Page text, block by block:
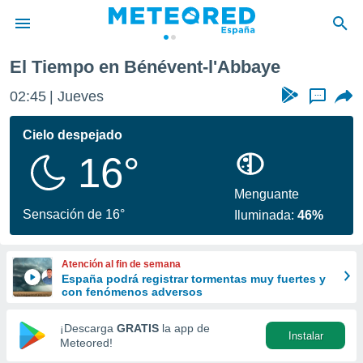
de
por
se
calidad.
a este
las
y
forma
digital
basada
El Tiempo en Bénévent-l'Abbaye
02:45 Jueves ...
Cielo despejado
16°
Sensación de 16°
Menguante
Iluminada:46%
Atención al fin de semana
España podrá registrar tormentas muy fuertes y
con fenómenos adversos
¡Descarga GRATIS la app de
Meteored!
Instalar